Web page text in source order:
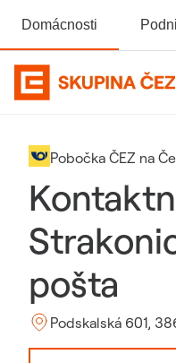
Domácnosti
Pobočka ČEZ na
pošta
Podskalská 601,